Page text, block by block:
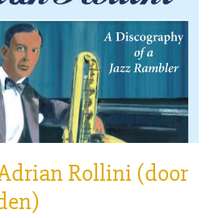
Rollini (door